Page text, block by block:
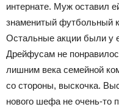
интернате. Муж оставил
знаменитый футбольный
Остальные акции были у
Дрейфусам не
лишним века семейной
со стороны, выскочка.
нового шефа не очень-то